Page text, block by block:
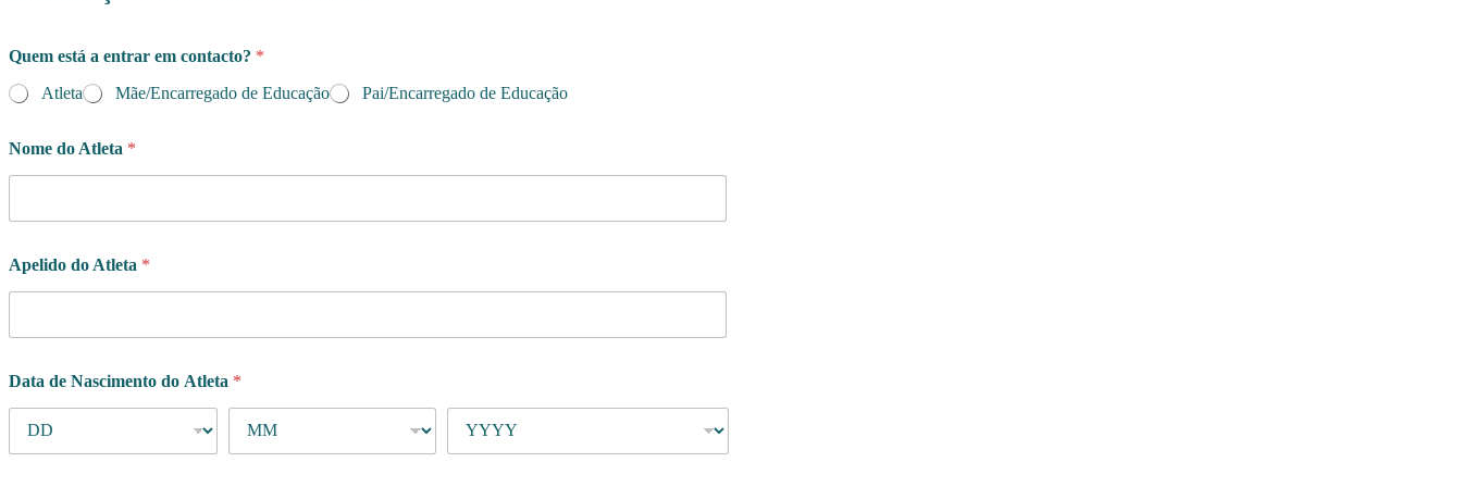
Quem está a entrar em contacto? *
Atleta
Mãe/Encarregado de Educação Pai/Encarregado de Educação
Nome do Atleta *
Apelido do Atleta *
Data de Nascimento do Atleta *